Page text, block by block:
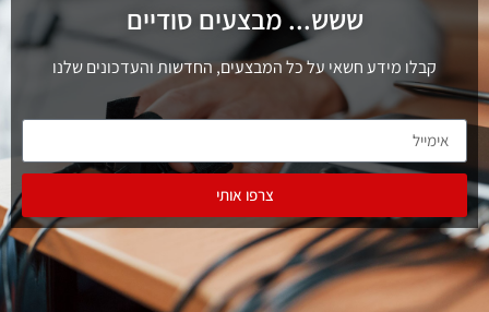
ששש... מבצעים סודיים
קבלו מידע חשאי על כל המבצעים, החדשות והעדכונים שלנו
צרפו אותי